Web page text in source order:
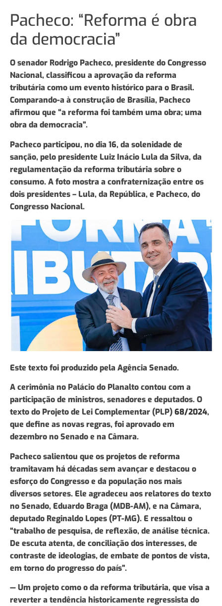
Pacheco: “Reforma é obra
da democracia”
O senador Rodrigo Pacheco, presidente do Congresso
Nacional, classificou a aprovação da reforma
tributária como um evento histórico para o Brasil.
Comparando-a à construção de Brasília, Pacheco
afirmou que “a reforma foi também uma obra; uma
obra da democracia”.
Pacheco participou, no dia 16, da solenidade de
sanção, pelo presidente Luiz Inácio Lula da Silva, da
regulamentação da reforma tributária sobre o
consumo. A foto mostra a confraternização entre os
dois presidentes – Lula, da República, e Pacheco, do
Congresso Nacional.
Este texto foi produzido pela Agência Senado.
A cerimônia no Palácio do Planalto contou com a
participação de ministros, senadores e deputados. O
texto do Projeto de Lei Complementar (PLP)68/2024,
que define as novas regras, foi aprovado em
dezembro no Senado e na Câmara.
Pacheco salientou que os projetos de reforma
tramitavam há décadas sem avançar e destacou o
esforço do Congresso e da população nos mais
diversos setores. Ele agradeceu aos relatores do texto
no Senado, Eduardo Braga (MDB-AM), e na Câmara,
deputado Reginaldo Lopes (PT-MG). E ressaltou o
“trabalho de pesquisa, de reflexão, de análise técnica.
De escuta atenta, de conciliação dos interesses, de
contraste de ideologias, de embate de pontos de vista,
em torno do progresso do país”.
— Um projeto como o da reforma tributária, que visa a
reverter a tendência historicamente regressista do